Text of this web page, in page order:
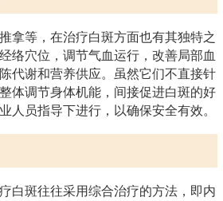
拿等，在治疗白斑方面也有其独特之
络穴位，调节气血运行，改善局部血
代谢和营养供应。虽然它们不直接针
体调节身体机能，间接促进白斑的好
人员指导下进行，以确保安全有效。
白斑往往采用综合治疗的方法，即内